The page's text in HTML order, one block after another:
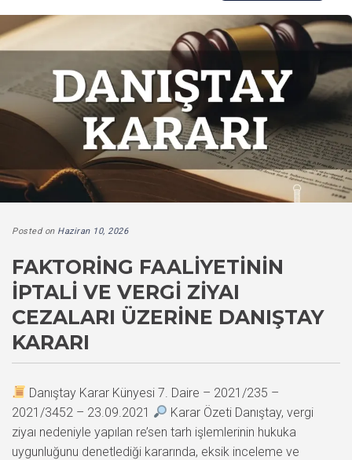
Posted on Haziran 10, 2026
FAKTORING FAALIYETININ
İPTALI VE VERGI ZIYAI
CEZALARI ÜZERINE DANIŞTAY
KARARI
Danıştay Karar Künyesi 7. Daire – 2021/235 –
2021/3452 – 23.09.2021
Karar Özeti Danıştay, vergi
ziyaı nedeniyle yapılan re’sen tarh işlemlerinin hukuka
uygunluğunu denetlediği kararında, eksik inceleme ve